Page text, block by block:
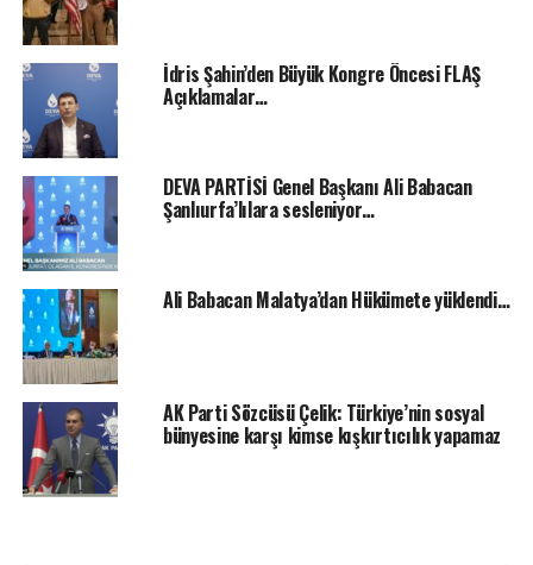
İdris Şahin’den Büyük Kongre Öncesi FLAŞ
Açıklamalar…
DEVA PARTİSİ Genel Başkanı Ali Babacan
Şanlıurfa’lılara sesleniyor…
Ali Babacan Malatya’dan Hükümete yüklendi…
AK Parti Sözcüsü Çelik: Türkiye’nin sosyal
bünyesine karşı kimse kışkırtıcılık yapamaz